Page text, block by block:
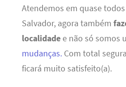
Atendemos em quase
Salvador, agora também
localidadee não só somos
mudanças.Com total
ficará muito satisfeito(a).